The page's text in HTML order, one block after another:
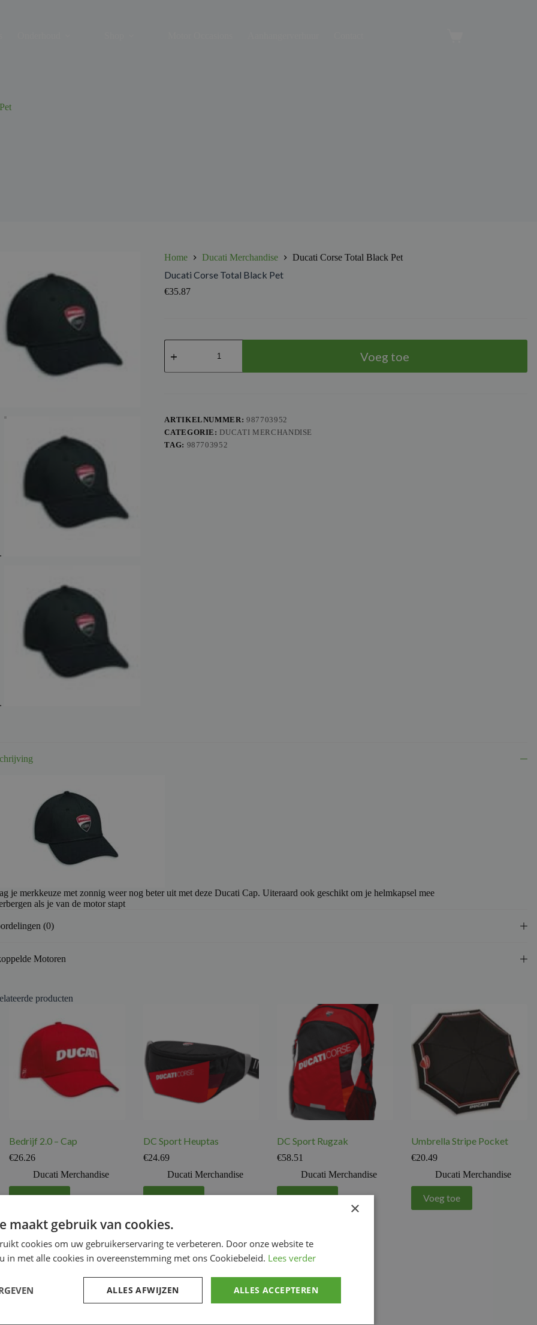
Home Ducati Merchandise Ducati Corse Total Black Pet
Ducati Corse Total Black Pet
€35.87
Ducati
Corse
Black
Voeg toe
ARTIKELNUMMER:987703952
CATEGORIE: DUCATI MERCHANDISE
TAG: 987703952
je merkkeuze met zonnig weer nog beter uit met deze Ducati Cap. Uiteraard ook geschikt om je helmkapsel mee
als je van de motor stapt
(0)
Motoren
producten
Bedrijf 2.0 – Cap
€26.26
Ducati Merchandise
Voeg toe
DC Sport Heuptas
€24.69
Ducati Merchandise
Voeg toe
DC Sport Rugzak
€58.51
Ducati Merchandise
Voeg toe
Umbrella Stripe Pocket
€20.49
Ducati Merchandise
Voeg toe
×
maakt gebruik van cookies.
cookies om uw gebruikerservaring te verbeteren. Door onze website te
in met alle cookies in overeenstemming met ons Cookiebeleid. Lees verder
ALLES ACCEPTEREN
ALLES AFWIJZEN